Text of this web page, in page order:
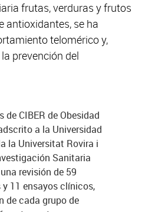
frutas, verduras y frutos
antioxidantes, se ha
telomérico y,
prevención del
de CIBER de Obesidad
a la Universidad
la Universitat Rovira i
Sanitaria
revisión de 59
11 ensayos clínicos,
de cada grupo de